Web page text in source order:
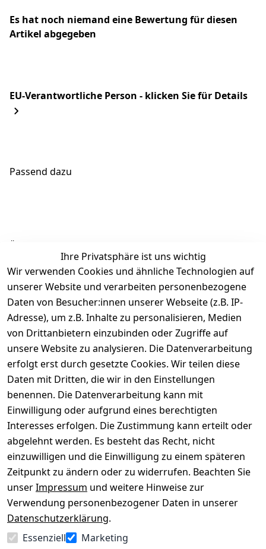
Es hat noch niemand eine Bewertung für diesen
Artikel abgegeben
EU-Verantwortliche Person - klicken Sie für Details
Passend dazu
Ähnliche Produkte
Ihre Privatsphäre ist uns wichtig
Wir verwenden Cookies und ähnliche Technologien auf
unserer Website und verarbeiten personenbezogene
Daten von Besucher:innen unserer Webseite (z.B. IP-
Adresse), um z.B. Inhalte zu personalisieren, Medien
von Drittanbietern einzubinden oder Zugriffe auf
unsere Website zu analysieren. Die Datenverarbeitung
erfolgt erst durch gesetzte Cookies. Wir teilen diese
Daten mit Dritten, die wir in den Einstellungen
benennen. Die Datenverarbeitung kann mit
Einwilligung oder aufgrund eines berechtigten
Interesses erfolgen. Die Zustimmung kann erteilt oder
abgelehnt werden. Es besteht das Recht, nicht
einzuwilligen und die Einwilligung zu einem späteren
Zeitpunkt zu ändern oder zu widerrufen. Beachten Sie
unserImpressum und weitere Hinweise zur
Verwendung personenbezogener Daten in unserer
Datenschutzerklärung.
Essenziell
Marketing
Rechtliches
AGB
Impressum
Datenschutze
rklärung
Barrierefreihe
itserklärung
Widerrufsrec
ht
Über uns
Kontakt
Registrieren
Kataloge zum
Download
Pflege &
Kundendienst
Kiefermöbel
Hilfe
Wir
versenden
mit
Zahle
bequem per
Vertrag
widerrufen